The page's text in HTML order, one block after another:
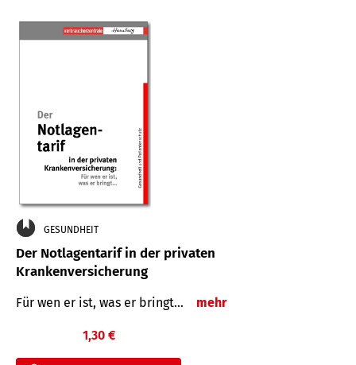
GESUNDHEIT
Der Notlagentarif in der privaten
Krankenversicherung
Für wen er ist, was er bringt… mehr
1,30 €